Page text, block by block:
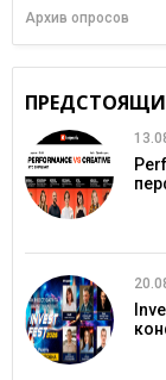
Архив опросов